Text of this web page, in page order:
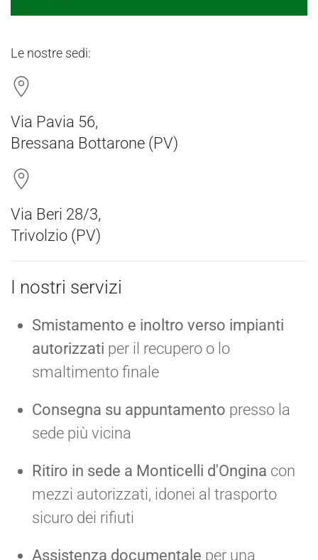
Le nostre sedi:
Via Pavia 56,
Bressana Bottarone (PV)
Via Beri 28/3,
Trivolzio (PV)
I nostri servizi
Smistamento e inoltro verso impianti
autorizzati per il recupero o lo
smaltimento finale
Consegna su appuntamento presso la
sede più vicina
Ritiro in sede a Monticelli d'Ongina con
mezzi autorizzati, idonei al trasporto
sicuro dei rifiuti
Assistenza documentale per una